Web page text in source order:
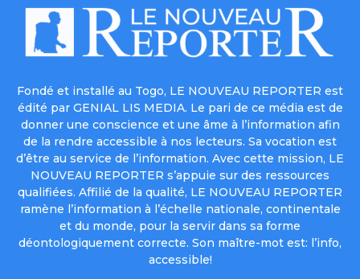
Fondé et installé au Togo, LE NOUVEAU REPORTER est
édité par GENIAL LIS MEDIA. Le pari de ce média est de
donner une conscience et une âme à l’information afin
de la rendre accessible à nos lecteurs. Sa vocation est
d’être au service de l’information. Avec cette mission, LE
NOUVEAU REPORTER s’appuie sur des ressources
qualifiées. Affilié de la qualité, LE NOUVEAU REPORTER
ramène l’information à l’échelle nationale, continentale
et du monde, pour la servir dans sa forme
déontologiquement correcte. Son maître-mot est: l’info,
accessible!